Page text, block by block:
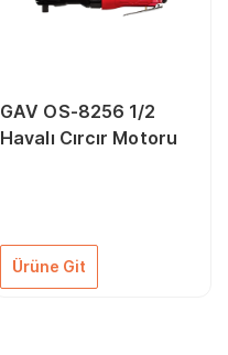
GAV OS-8256 1/2
Havalı Cırcır Motoru
Ürüne Git